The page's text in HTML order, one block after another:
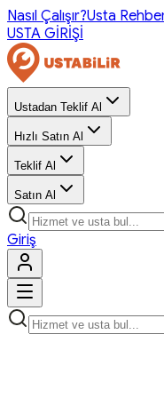
Nasıl Çalışır?Usta
USTA GİRİŞİ
Ustadan Teklif Al
Hızlı Satın Al
Teklif Al
Satın Al
Giriş